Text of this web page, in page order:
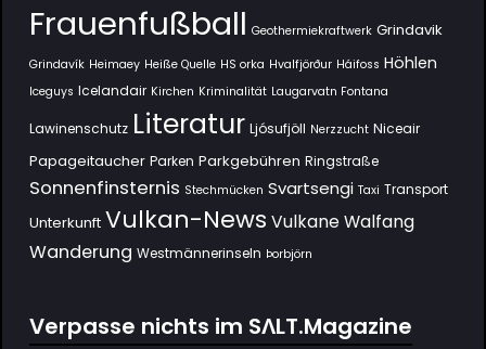
Frauenfußball Geothermiekraftwerk Grindavik
Grindavík Heimaey Heiße Quelle HS orka Hvalfjörður Háifoss Höhlen
Iceguys Icelandair Kirchen Kriminalität Laugarvatn Fontana
Lawinenschutz Literatur Ljósufjöll Nerzzucht Niceair
Papageitaucher Parken Parkgebühren Ringstraße
Sonnenfinsternis Stechmücken Svartsengi Taxi Transport
Unterkunft Vulkan-News Vulkane Walfang
Wanderung Westmännerinseln Þorbjörn
Verpasse nichts im SΛLT.Magazine